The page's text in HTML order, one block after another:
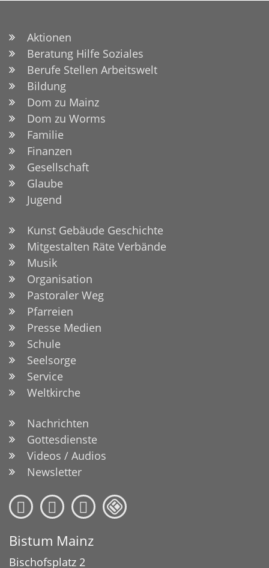
Aktionen
Beratung Hilfe Soziales
Berufe Stellen Arbeitswelt
Bildung
Dom zu Mainz
Dom zu Worms
Familie
Finanzen
Gesellschaft
Glaube
Jugend
Kunst Gebäude Geschichte
Mitgestalten Räte Verbände
Musik
Organisation
Pastoraler Weg
Pfarreien
Presse Medien
Schule
Seelsorge
Service
Weltkirche
Nachrichten
Gottesdienste
Videos / Audios
Newsletter
Bistum Mainz
Bischofsplatz 2